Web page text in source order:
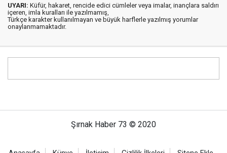
UYARI: Küfür, hakaret, rencide edici cümleler veya imalar, inançlara saldırı
içeren, imla kuralları ile yazılmamış,
Türkçe karakter kullanılmayan ve büyük harflerle yazılmış yorumlar
onaylanmamaktadır.
Şırnak Haber 73 © 2020